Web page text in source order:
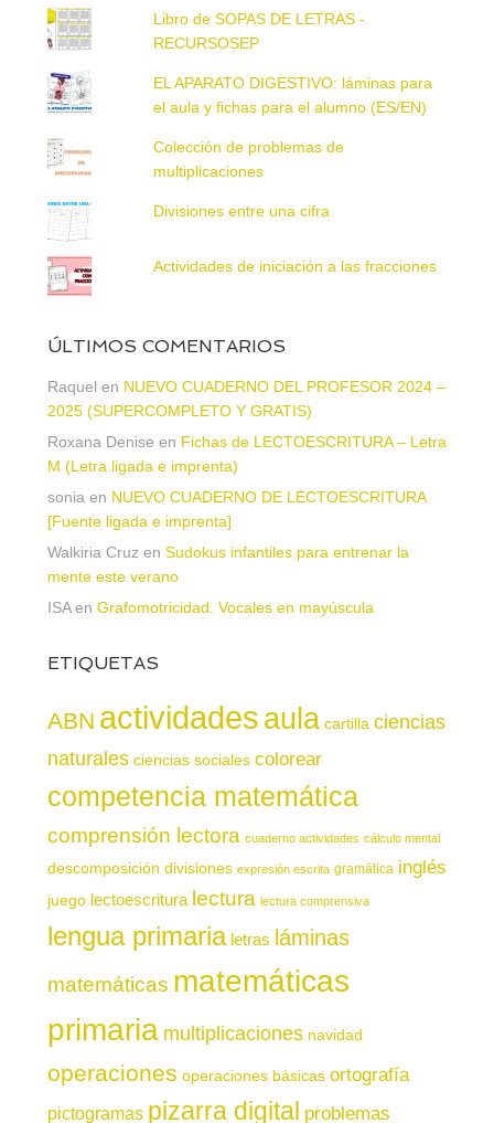
Libro de SOPAS DE LETRAS -
RECURSOSEP
EL APARATO DIGESTIVO: láminas para
el aula y fichas para el alumno (ES/EN)
Colección de problemas de
multiplicaciones
Divisiones entre una cifra
Actividades de iniciación a las fracciones
ÚLTIMOS COMENTARIOS
Raquel en NUEVO CUADERNO DEL PROFESOR 2024 –
2025 (SUPERCOMPLETO Y GRATIS)
Roxana Denise en Fichas de LECTOESCRITURA – Letra
M (Letra ligada e imprenta)
sonia en NUEVO CUADERNO DE LECTOESCRITURA
[Fuente ligada e imprenta]
Walkiria Cruz en Sudokus infantiles para entrenar la
mente este verano
ISAen Grafomotricidad. Vocales en mayúscula
ETIQUETAS
ABN actividadesaula cartilla ciencias
naturales ciencias sociales colorear
competencia matemática
comprensión lectora cuaderno actividades cálculo mental
descomposición divisiones expresión escrita gramática inglés
juego lectoescritura lectura lectura comprensiva
lengua primaria letras láminas
matemáticas matemáticas
primaria multiplicaciones navidad
operaciones operaciones básicas ortografía
pictogramas pizarra digital problemas